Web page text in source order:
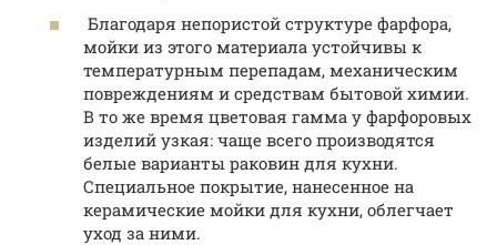
Благодаря непористой структуре фарфора,
мойки из этого материала устойчивы к
температурным перепадам, механическим
повреждениям и средствам бытовой химии.
В то же время цветовая гамма у фарфоровых
изделий узкая: чаще всего производятся
белые варианты раковин для кухни.
Специальное покрытие, нанесенное на
керамические мойки для кухни, облегчает
уход за ними.